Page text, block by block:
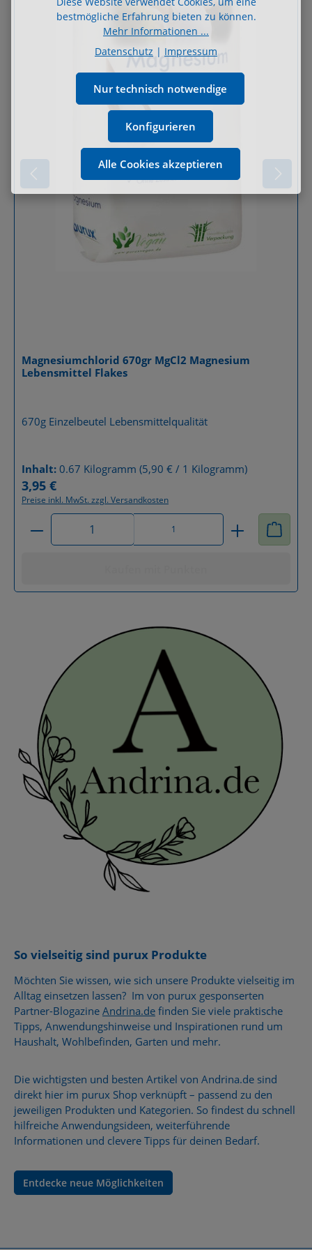
Magnesiumchlorid 670gr MgCl2 Magnesium
Lebensmittel Flakes
670g Einzelbeutel Lebensmittelqualität
Inhalt:0.67 Kilogramm(5,90 € / 1 Kilogramm)
Regulärer Preis:
3,95 €
Preise inkl. MwSt. zzgl. Versandkosten
Produkt Anzahl: Gib den gewünschten Wert
1
So vielseitig sind purux Produkte
Möchten Sie wissen, wie sich unsere Produkte vielseitig im
Alltag einsetzen lassen? Im von purux gesponserten
Partner-Blogazine Andrina.de finden Sie viele praktische
Tipps, Anwendungshinweise und Inspirationen rund um
Haushalt, Wohlbefinden, Garten und mehr.
Die wichtigsten und besten Artikel von Andrina.de sind
direkt hier im purux Shop verknüpft – passend zu den
jeweiligen Produkten und Kategorien. So findest du schnell
hilfreiche Anwendungsideen, weiterführende
Informationen und clevere Tipps für deinen Bedarf.
Entdecke neue Möglichkeiten
bestmögliche Erfahrung bieten zu können.
Mehr Informationen ...
Datenschutz | Impressum
Nur technisch notwendige
Konfigurieren
Alle Cookies akzeptieren